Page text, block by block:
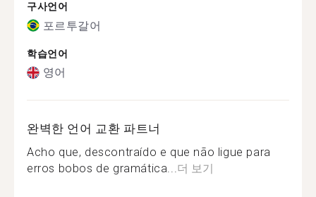
구사언어
포르투갈어
학습언어
영어
완벽한 언어 교환 파트너
Acho que, descontraído e que não ligue para
erros bobos de gramática...더 보기